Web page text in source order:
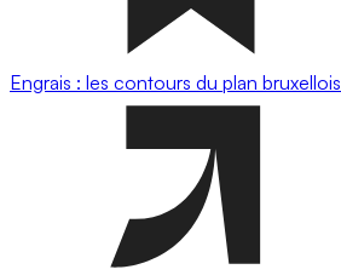
Engrais : les contours du plan bruxellois